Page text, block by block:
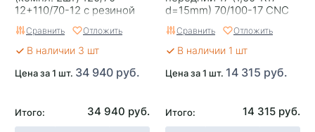
12+110/70-12 с резиной
супермото алюминий/
черный
Сравнить Отложить
В наличии 3 шт
Цена за 1 шт. 34 940 руб.
Итого: 34 940 руб.
d=15mm) 70/100-17 CNC
ступица с резиной,
алюминий/оранжевый
Сравнить Отложить
В наличии 1 шт
Цена за 1 шт. 14 315 руб.
Итого: 14 315 руб.